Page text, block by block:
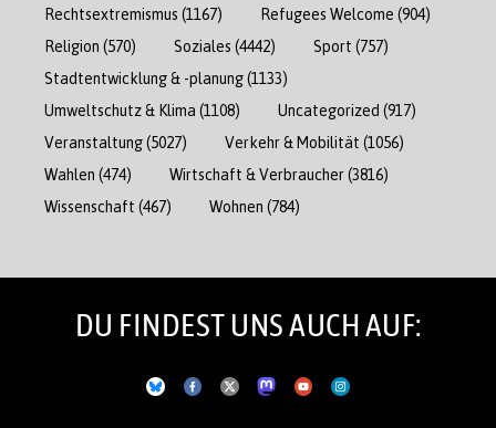
Rechtsextremismus (1167) Refugees Welcome (904)
Religion (570) Soziales (4442) Sport (757)
Stadtentwicklung & -planung(1133)
Umweltschutz & Klima (1108) Uncategorized (917)
Veranstaltung(5027) Verkehr & Mobilität (1056)
Wahlen (474) Wirtschaft & Verbraucher(3816)
Wissenschaft (467) Wohnen (784)
DU FINDEST UNS AUCH AUF: